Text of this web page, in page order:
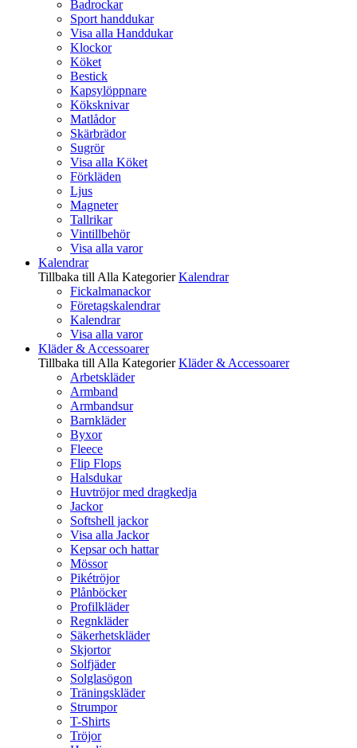
Badrockar
Sport handdukar
Visa alla Handdukar
Klockor
Köket
Bestick
Kapsylöppnare
Köksknivar
Matlådor
Skärbrädor
Sugrör
Visa alla Köket
Förkläden
Ljus
Magneter
Tallrikar
Vintillbehör
Visa alla varor
Kalendrar
Tillbaka till Alla Kategorier Kalendrar
Fickalmanackor
Företagskalendrar
Kalendrar
Visa alla varor
Kläder & Accessoarer
Tillbaka till Alla Kategorier Kläder & Accessoarer
Arbetskläder
Armband
Armbandsur
Barnkläder
Byxor
Fleece
Flip Flops
Halsdukar
Huvtröjor med dragkedja
Jackor
Softshell jackor
Visa alla Jackor
Kepsar och hattar
Mössor
Pikétröjor
Plånböcker
Profilkläder
Regnkläder
Säkerhetskläder
Skjortor
Solfjäder
Solglasögon
Träningskläder
Strumpor
T-Shirts
Tröjor